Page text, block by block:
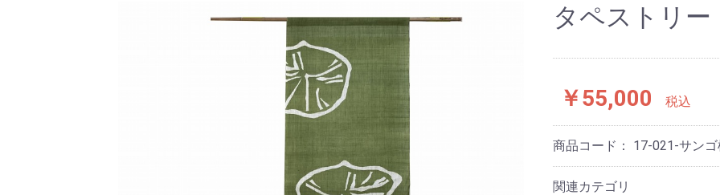
夏におススメ
手染めショール・スト
ール
手織りショール・スト
ール
タペストリー
のれん
テーブルセンター
テーブルランナー
コースター・花瓶敷き
その他のインテリア メンズ
レディース
かりゆしウェア
Tシャツ・ポロシャツ
帽子・マスク・ヘアバハンカチ/手ぬぐい
眼鏡ケース
ネックストラップ
ポーチ･ペンケース
しおり・ブックカバー
巾着袋
名刺入れ
印鑑ケース・キーケー
財布
ストラップ･お守り
その他の小物トートバッグ
ポシェット
リュック
バッグ・その他
着尺
帯
半幅帯
角帯
和装
タペストリー
￥55,000 税込
商品コード： 17-021-サンゴ
関連カテゴリ